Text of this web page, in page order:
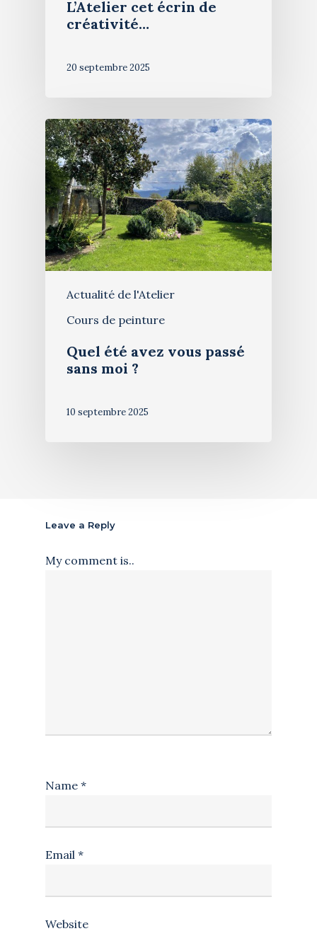
L’Atelier cet écrin de
créativité…
20 septembre 2025
Actualité de l'Atelier
Cours de peinture
Quel été avez vous passé
sans moi ?
10 septembre 2025
Leave a Reply
My comment is..
Name *
Email *
Website